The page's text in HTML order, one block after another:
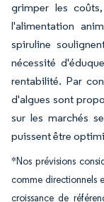
grimper les
l'alimentation
spiruline
nécessité
rentabilité. Par
d'algues sont
sur les marchés
puissent être
*Nos prévisions
comme directionnels
croissance de